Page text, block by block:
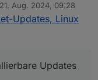
grundsätzlich
den Admin im
nicht mit
anstehenden
, wenn die
ioBroker möglichst
21. Aug. 2024, 09:28
von
Updates, Linux
Updates